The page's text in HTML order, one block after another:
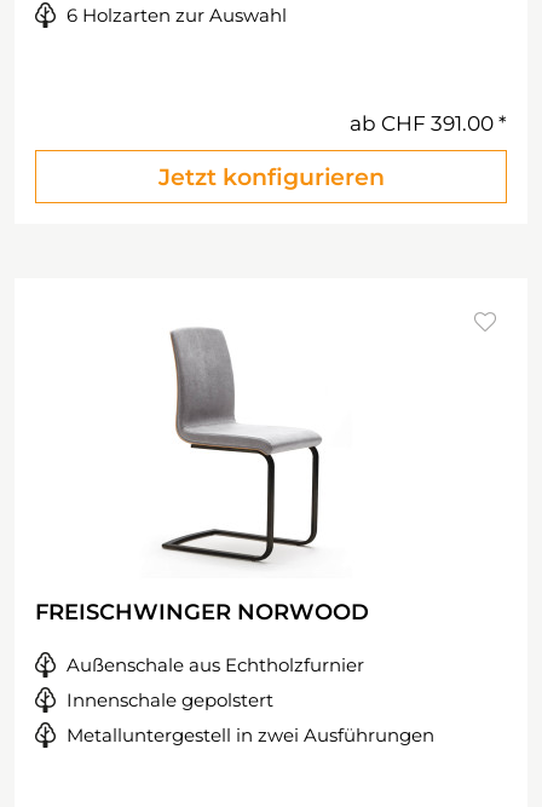
6 Holzarten zur Auswahl
ab CHF 391.00
Jetzt konfigurieren
FREISCHWINGER NORWOOD
Außenschale aus Echtholzfurnier
Innenschale gepolstert
Metalluntergestell in zwei Ausführungen